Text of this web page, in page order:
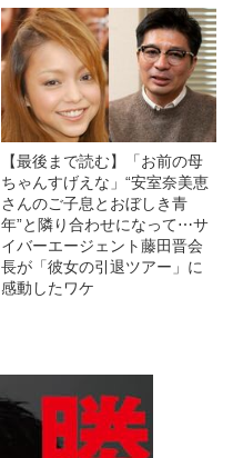
【最後まで読む】「お前の母
ちゃんすげえな」“安室奈美恵
さんのご子息とおぼしき青
年”と隣り合わせになって⋯サ
イバーエージェント藤田晋会
長が「彼女の引退ツアー」に
感動したワケ